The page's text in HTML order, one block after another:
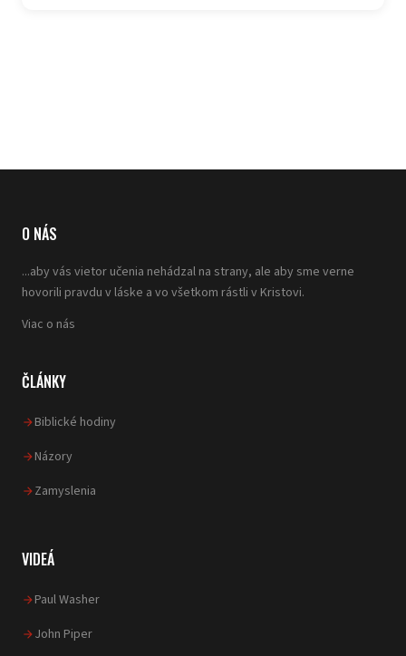
O NÁS
...aby vás vietor učenia nehádzal na strany, ale aby sme verne
hovorili pravdu v láske a vo všetkom rástli v Kristovi.
Viac o nás
ČLÁNKY
Biblické hodiny
Názory
Zamyslenia
VIDEÁ
Paul Washer
John Piper